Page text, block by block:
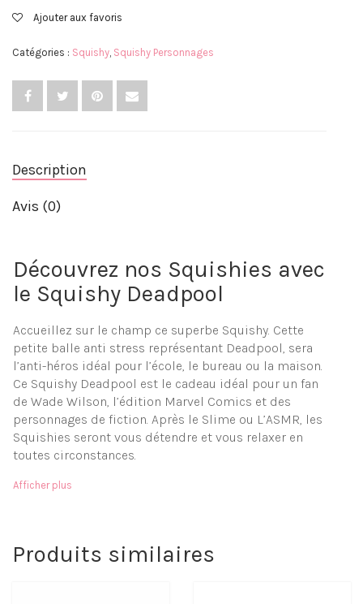
Ajouter aux favoris
Catégories : Squishy Squishy Personnages
Description
Avis (0)
Découvrez nos Squishies avec
le Squishy Deadpool
Accueillez sur le champ ce superbe Squishy. Cette
petite balle anti stress représentant Deadpool, sera
l’anti-héros idéal pour l’école, le bureau ou la maison.
Ce Squishy Deadpool est le cadeau idéal pour un fan
de Wade Wilson, l’édition Marvel Comics et des
personnages de fiction. Après le Slime ou L’ASMR, les
Squishies seront vous détendre et vous relaxer en
toutes circonstances.
Matière à mémoire de forme
Moelleux et doux
Paiement sécurisé
Afficher plus
Produits similaires